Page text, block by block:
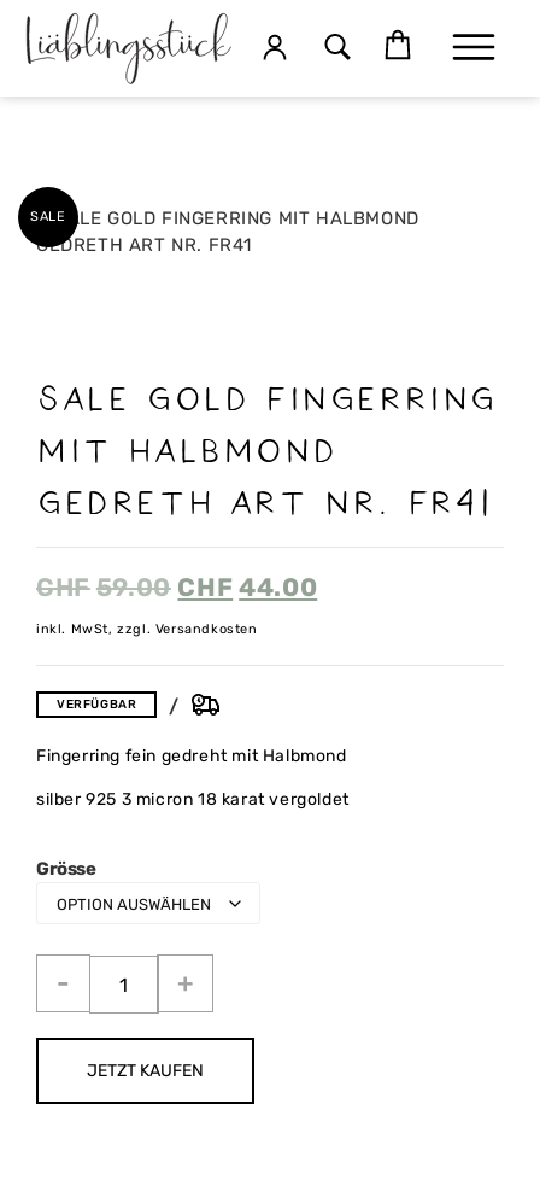
SALE
SALE GOLD FINGERRING
MIT HALBMOND
GEDRETH ART NR. FR41
CHF 59.00 CHF 44.00
inkl. MwSt, zzgl. Versandkosten
VERFÜGBAR
Fingerring fein gedreht mit Halbmond
silber 925 3 micron 18 karat vergoldet
Grösse
JETZT KAUFEN